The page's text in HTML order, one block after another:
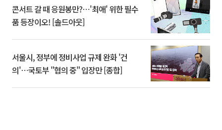
콘서트 갈 때 응원봉만?⋯'최애' 위한 필수
품 등장이오! [솔드아웃]
서울시, 정부에 정비사업 규제 완화 '건
의'⋯국토부 "협의 중" 입장만 [종합]